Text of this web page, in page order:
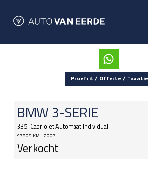
Proefrit / Offerte / Taxatie
BMW3-SERIE
335i Cabriolet Automaat Individual
97805 KM - 2007
Verkocht